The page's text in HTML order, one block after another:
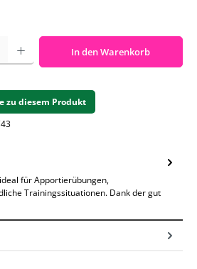
Wert ein oder benutze die
In den Warenkorb
zu diesem Produkt
für Apportierübungen,
Trainingssituationen. Dank der gut